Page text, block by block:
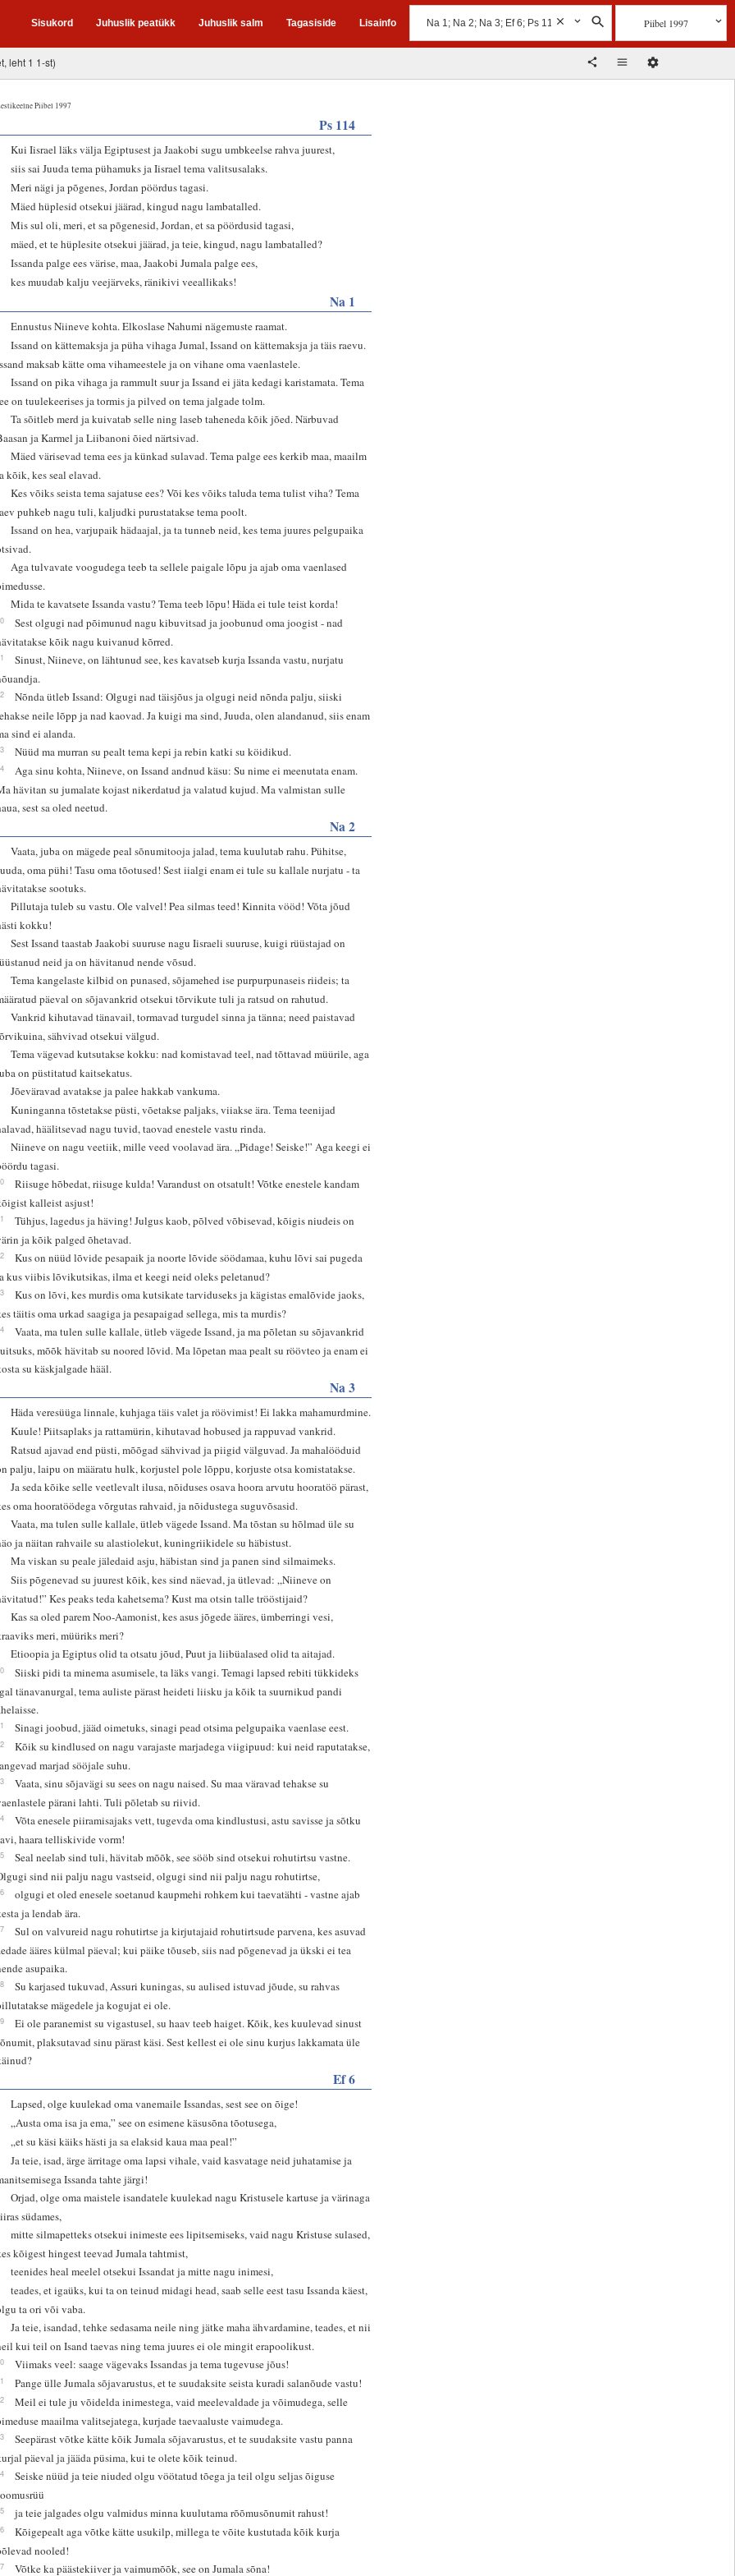
Sisukord Juhuslik peatükk Juhuslik salm Tagasiside Lisainfo Piibel 1997
leht 1 1-st)
Piibel 1997
Ps 114
Kui Iisrael läks välja Egiptusest ja Jaakobi sugu umbkeelse rahva juurest,
siis sai Juuda tema pühamuks ja Iisrael tema valitsusalaks.
Meri nägi ja põgenes, Jordan pöördus tagasi.
Mäed hüplesid otsekui jäärad, kingud nagu lambatalled.
Mis sul oli, meri, et sa põgenesid, Jordan, et sa pöördusid tagasi,
mäed, et te hüplesite otsekui jäärad, ja teie, kingud, nagu lambatalled?
Issanda palge ees värise, maa, Jaakobi Jumala palge ees,
kes muudab kalju veejärveks, ränikivi veeallikaks!
Na 1
Ennustus Niineve kohta. Elkoslase Nahumi nägemuste raamat.
Issand on kättemaksja ja püha vihaga Jumal, Issand on kättemaksja ja täis raevu.
maksab kätte oma vihameestele ja on vihane oma vaenlastele.
Issand on pika vihaga ja rammult suur ja Issand ei jäta kedagi karistamata. Tema
on tuulekeerises ja tormis ja pilved on tema jalgade tolm.
Ta sõitleb merd ja kuivatab selle ning laseb taheneda kõik jõed. Närbuvad
ja Karmel ja Liibanoni õied närtsivad.
Mäed värisevad tema ees ja künkad sulavad. Tema palge ees kerkib maa, maailm
kõik, kes seal elavad.
Kes võiks seista tema sajatuse ees? Või kes võiks taluda tema tulist viha? Tema
puhkeb nagu tuli, kaljudki purustatakse tema poolt.
Issand on hea, varjupaik hädaajal, ja ta tunneb neid, kes tema juures pelgupaika
Aga tulvavate voogudega teeb ta sellele paigale lõpu ja ajab oma vaenlased
Mida te kavatsete Issanda vastu? Tema teeb lõpu! Häda ei tule teist korda!
Sest olgugi nad põimunud nagu kibuvitsad ja joobunud oma joogist - nad
kõik nagu kuivanud kõrred.
Sinust, Niineve, on lähtunud see, kes kavatseb kurja Issanda vastu, nurjatu
Nõnda ütleb Issand: Olgugi nad täisjõus ja olgugi neid nõnda palju, siiski
neile lõpp ja nad kaovad. Ja kuigi ma sind, Juuda, olen alandanud, siis enam
sind ei alanda.
Nüüd ma murran su pealt tema kepi ja rebin katki su köidikud.
Aga sinu kohta, Niineve, on Issand andnud käsu: Su nime ei meenutata enam.
hävitan su jumalate kojast nikerdatud ja valatud kujud. Ma valmistan sulle
sest sa oled neetud.
Na 2
Vaata, juba on mägede peal sõnumitooja jalad, tema kuulutab rahu. Pühitse,
oma pühi! Tasu oma tõotused! Sest iialgi enam ei tule su kallale nurjatu - ta
sootuks.
Pillutaja tuleb su vastu. Ole valvel! Pea silmas teed! Kinnita vööd! Võta jõud
kokku!
Sest Issand taastab Jaakobi suuruse nagu Iisraeli suuruse, kuigi rüüstajad on
neid ja on hävitanud nende võsud.
Tema kangelaste kilbid on punased, sõjamehed ise purpurpunaseis riideis; ta
päeval on sõjavankrid otsekui tõrvikute tuli ja ratsud on rahutud.
Vankrid kihutavad tänavail, tormavad turgudel sinna ja tänna; need paistavad
sähvivad otsekui välgud.
Tema vägevad kutsutakse kokku: nad komistavad teel, nad tõttavad müürile, aga
on püstitatud kaitsekatus.
Jõeväravad avatakse ja palee hakkab vankuma.
Kuninganna tõstetakse püsti, võetakse paljaks, viiakse ära. Tema teenijad
häälitsevad nagu tuvid, taovad enestele vastu rinda.
Niineve on nagu veetiik, mille veed voolavad ära. „Pidage! Seiske!” Aga keegi ei
tagasi.
Riisuge hõbedat, riisuge kulda! Varandust on otsatult! Võtke enestele kandam
kalleist asjust!
Tühjus, lagedus ja häving! Julgus kaob, põlved võbisevad, kõigis niudeis on
ja kõik palged õhetavad.
Kus on nüüd lõvide pesapaik ja noorte lõvide söödamaa, kuhu lõvi sai pugeda
kus viibis lõvikutsikas, ilma et keegi neid oleks peletanud?
Kus on lõvi, kes murdis oma kutsikate tarviduseks ja kägistas emalõvide jaoks,
täitis oma urkad saagiga ja pesapaigad sellega, mis ta murdis?
Vaata, ma tulen sulle kallale, ütleb vägede Issand, ja ma põletan su sõjavankrid
mõõk hävitab su noored lõvid. Ma lõpetan maa pealt su röövteo ja enam ei
su käskjalgade hääl.
Na 3
Häda veresüüga linnale, kuhjaga täis valet ja röövimist! Ei lakka mahamurdmine.
Kuule! Piitsaplaks ja rattamürin, kihutavad hobused ja rappuvad vankrid.
Ratsud ajavad end püsti, mõõgad sähvivad ja piigid välguvad. Ja mahalööduid
palju, laipu on määratu hulk, korjustel pole lõppu, korjuste otsa komistatakse.
Ja seda kõike selle veetlevalt ilusa, nõiduses osava hoora arvutu hooratöö pärast,
oma hooratöödega võrgutas rahvaid, ja nõidustega suguvõsasid.
Vaata, ma tulen sulle kallale, ütleb vägede Issand. Ma tõstan su hõlmad üle su
ja näitan rahvaile su alastiolekut, kuningriikidele su häbistust.
Ma viskan su peale jäledaid asju, häbistan sind ja panen sind silmaimeks.
Siis põgenevad su juurest kõik, kes sind näevad, ja ütlevad: „Niineve on
Kes peaks teda kahetsema? Kust ma otsin talle trööstijaid?
Kas sa oled parem Noo-Aamonist, kes asus jõgede ääres, ümberringi vesi,
meri, müüriks meri?
Etioopia ja Egiptus olid ta otsatu jõud, Puut ja liibüalased olid ta aitajad.
Siiski pidi ta minema asumisele, ta läks vangi. Temagi lapsed rebiti tükkideks
tänavanurgal, tema auliste pärast heideti liisku ja kõik ta suurnikud pandi
Sinagi joobud, jääd oimetuks, sinagi pead otsima pelgupaika vaenlase eest.
Kõik su kindlused on nagu varajaste marjadega viigipuud: kui neid raputatakse,
marjad sööjale suhu.
Vaata, sinu sõjavägi su sees on nagu naised. Su maa väravad tehakse su
pärani lahti. Tuli põletab su riivid.
Võta enesele piiramisajaks vett, tugevda oma kindlustusi, astu savisse ja sõtku
haara telliskivide vorm!
Seal neelab sind tuli, hävitab mõõk, see sööb sind otsekui rohutirtsu vastne.
sind nii palju nagu vastseid, olgugi sind nii palju nagu rohutirtse,
olgugi et oled enesele soetanud kaupmehi rohkem kui taevatähti - vastne ajab
ja lendab ära.
Sul on valvureid nagu rohutirtse ja kirjutajaid rohutirtsude parvena, kes asuvad
ääres külmal päeval; kui päike tõuseb, siis nad põgenevad ja ükski ei tea
asupaika.
Su karjased tukuvad, Assuri kuningas, su aulised istuvad jõude, su rahvas
mägedele ja kogujat ei ole.
Ei ole paranemist su vigastusel, su haav teeb haiget. Kõik, kes kuulevad sinust
plaksutavad sinu pärast käsi. Sest kellest ei ole sinu kurjus lakkamata üle
Ef 6
Lapsed, olge kuulekad oma vanemaile Issandas, sest see on õige!
„Austa oma isa ja ema,” see on esimene käsusõna tõotusega,
„et su käsi käiks hästi ja sa elaksid kaua maa peal!”
Ja teie, isad, ärge ärritage oma lapsi vihale, vaid kasvatage neid juhatamise ja
Issanda tahte järgi!
Orjad, olge oma maistele isandatele kuulekad nagu Kristusele kartuse ja värinaga
südames,
mitte silmapetteks otsekui inimeste ees lipitsemiseks, vaid nagu Kristuse sulased,
kõigest hingest teevad Jumala tahtmist,
teenides heal meelel otsekui Issandat ja mitte nagu inimesi,
teades, et igaüks, kui ta on teinud midagi head, saab selle eest tasu Issanda käest,
ta ori või vaba.
Ja teie, isandad, tehke sedasama neile ning jätke maha ähvardamine, teades, et nii
kui teil on Isand taevas ning tema juures ei ole mingit erapoolikust.
Viimaks veel: saage vägevaks Issandas ja tema tugevuse jõus!
Pange ülle Jumala sõjavarustus, et te suudaksite seista kuradi salanõude vastu!
Meil ei tule ju võidelda inimestega, vaid meelevaldade ja võimudega, selle
maailma valitsejatega, kurjade taevaaluste vaimudega.
Seepärast võtke kätte kõik Jumala sõjavarustus, et te suudaksite vastu panna
päeval ja jääda püsima, kui te olete kõik teinud.
Seiske nüüd ja teie niuded olgu vöötatud tõega ja teil olgu seljas õiguse
ja teie jalgades olgu valmidus minna kuulutama rõõmusõnumit rahust!
Kõigepealt aga võtke kätte usukilp, millega te võite kustutada kõik kurja
nooled!
Võtke ka päästekiiver ja vaimumõõk, see on Jumala sõna!